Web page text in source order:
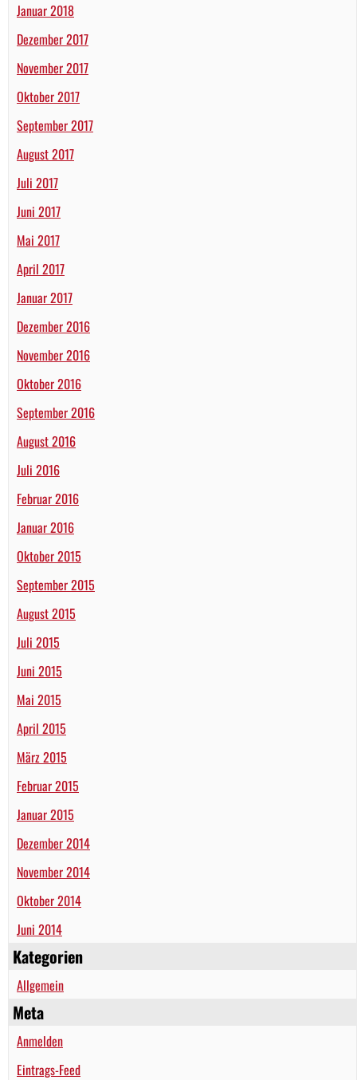
Januar 2018
Dezember 2017
November 2017
Oktober 2017
September 2017
August 2017
Juli 2017
Juni 2017
Mai 2017
April 2017
Januar 2017
Dezember 2016
November 2016
Oktober 2016
September 2016
August 2016
Juli 2016
Februar 2016
Januar 2016
Oktober 2015
September 2015
August 2015
Juli 2015
Juni 2015
Mai 2015
April 2015
März 2015
Februar 2015
Januar 2015
Dezember 2014
November 2014
Oktober 2014
Juni 2014
Kategorien
Allgemein
Meta
Anmelden
Eintrags-Feed